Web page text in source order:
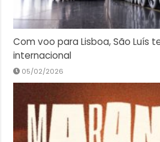
Com voo para Lisboa, São Luís
internacional
05/02/2026